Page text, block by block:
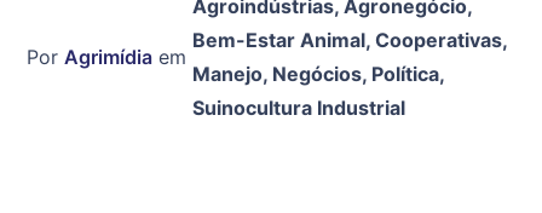
Por Agrimídia em
Agroindústrias, Agronegócio,
Bem-Estar Animal, Cooperativas,
Manejo, Negócios, Política,
Suinocultura Industrial